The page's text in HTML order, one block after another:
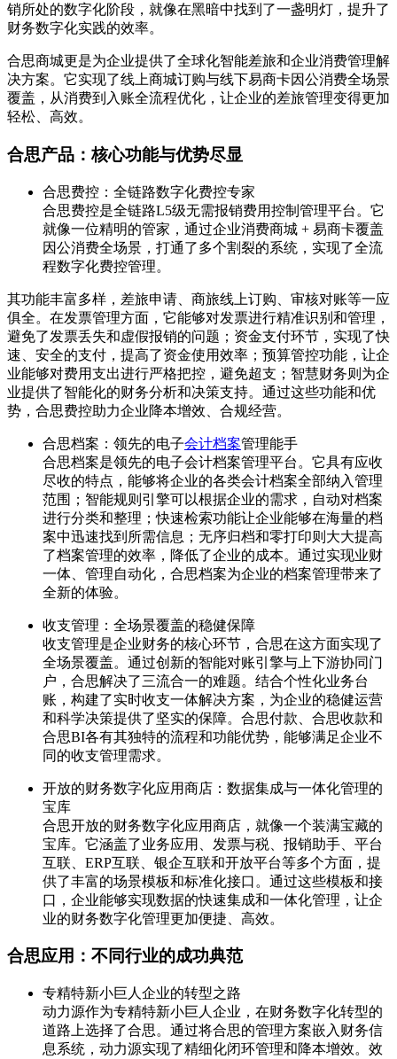
销所处的数字化阶段，就像在黑暗中找到了一盏明灯，提升了
财务数字化实践的效率。
合思商城更是为企业提供了全球化智能差旅和企业消费管理解
决方案。它实现了线上商城订购与线下易商卡因公消费全场景
覆盖，从消费到入账全流程优化，让企业的差旅管理变得更加
轻松、高效。
合思产品：核心功能与优势尽显
合思费控：全链路数字化费控专家
合思费控是全链路L5级无需报销费用控制管理平台。它
就像一位精明的管家，通过企业消费商城 + 易商卡覆盖
因公消费全场景，打通了多个割裂的系统，实现了全流
程数字化费控管理。
其功能丰富多样，差旅申请、商旅线上订购、审核对账等一应
俱全。在发票管理方面，它能够对发票进行精准识别和管理，
避免了发票丢失和虚假报销的问题；资金支付环节，实现了快
速、安全的支付，提高了资金使用效率；预算管控功能，让企
业能够对费用支出进行严格把控，避免超支；智慧财务则为企
业提供了智能化的财务分析和决策支持。通过这些功能和优
势，合思费控助力企业降本增效、合规经营。
合思档案：领先的电子会计档案管理能手
合思档案是领先的电子会计档案管理平台。它具有应收
尽收的特点，能够将企业的各类会计档案全部纳入管理
范围；智能规则引擎可以根据企业的需求，自动对档案
进行分类和整理；快速检索功能让企业能够在海量的档
案中迅速找到所需信息；无序归档和零打印则大大提高
了档案管理的效率，降低了企业的成本。通过实现业财
一体、管理自动化，合思档案为企业的档案管理带来了
全新的体验。
收支管理：全场景覆盖的稳健保障
收支管理是企业财务的核心环节，合思在这方面实现了
全场景覆盖。通过创新的智能对账引擎与上下游协同门
户，合思解决了三流合一的难题。结合个性化业务台
账，构建了实时收支一体解决方案，为企业的稳健运营
和科学决策提供了坚实的保障。合思付款、合思收款和
合思BI各有其独特的流程和功能优势，能够满足企业不
同的收支管理需求。
开放的财务数字化应用商店：数据集成与一体化管理的
宝库
合思开放的财务数字化应用商店，就像一个装满宝藏的
宝库。它涵盖了业务应用、发票与税、报销助手、平台
互联、ERP互联、银企互联和开放平台等多个方面，提
供了丰富的场景模板和标准化接口。通过这些模板和接
口，企业能够实现数据的快速集成和一体化管理，让企
业的财务数字化管理更加便捷、高效。
合思应用：不同行业的成功典范
专精特新小巨人企业的转型之路
动力源作为专精特新小巨人企业，在财务数字化转型的
道路上选择了合思。通过将合思的管理方案嵌入财务信
息系统，动力源实现了精细化闭环管理和降本增效。效